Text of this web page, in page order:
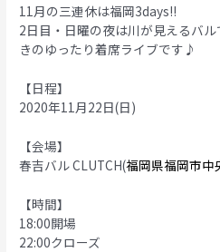
11月の三連休は福岡3days!!
2日目・日曜の夜は川が見えるバ
きのゆったり着席ライブです♪
【日程】
2020年11月22日(日)
【会場】
春吉バル CLUTCH(福岡県福岡市中
【時間】
18:00開場
22:00クローズ